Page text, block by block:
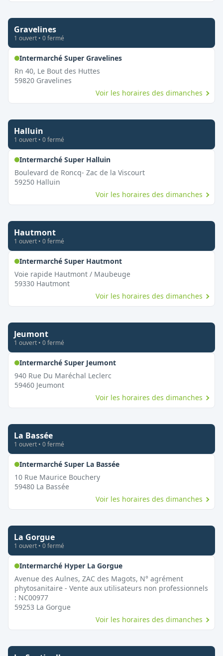
Gravelines
1 ouvert • 0fermé
Intermarché Super Gravelines,
Rn 40, Le Bout des Huttes
59820 Gravelines
Voir les horaires des dimanches
Halluin
1 ouvert • 0fermé
Intermarché Super Halluin,
Boulevard de Roncq- Zac de la Viscourt
59250 Halluin
Voir les horaires des dimanches
Hautmont
1 ouvert • 0fermé
Intermarché Super Hautmont,
Voie rapide Hautmont / Maubeuge
59330 Hautmont
Voir les horaires des dimanches
Jeumont
1 ouvert • 0fermé
Intermarché Super Jeumont,
940 Rue Du Maréchal Leclerc
59460 Jeumont
Voir les horaires des dimanches
La Bassée
1 ouvert • 0fermé
Intermarché Super La Bassée,
10 Rue Maurice Bouchery
59480 La Bassée
Voir les horaires des dimanches
La Gorgue
1 ouvert • 0fermé
Intermarché Hyper La Gorgue,
Avenue des Aulnes, ZAC des Magots, N° agrément
phytosanitaire - Vente aux utilisateurs non professionnels
: NC00977
59253 La Gorgue
Voir les horaires des dimanches